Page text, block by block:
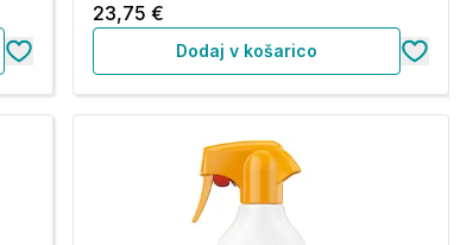
23,75 €
Dodaj v košarico